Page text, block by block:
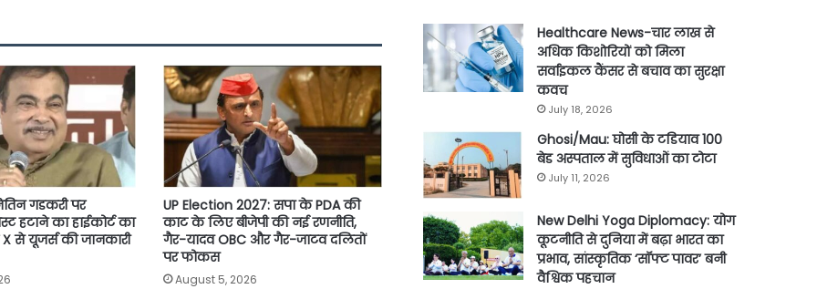
गडकरी पर
हटाने का हाईकोर्ट का
से यूजर्स की जानकारी
UP Election 2027: सपा के PDA की
काट के लिए बीजेपी की नई रणनीति,
गैर-यादव OBC और गैर-जाटव दलितों
पर फोकस
August 5, 2026
Healthcare News-चार लाख से
अधिक किशोरियों को मिला
सर्वाइकल कैंसर से बचाव का सुरक्षा
कवच
July 18, 2026
Ghosi/Mau: घोसी के टडियाव 100
बेड अस्पताल में सुविधाओं का टोटा
July 11, 2026
New Delhi Yoga Diplomacy: योग
कूटनीति से दुनिया में बढ़ा भारत का
प्रभाव, सांस्कृतिक ‘सॉफ्ट पावर’ बनी
वैश्विक पहचान